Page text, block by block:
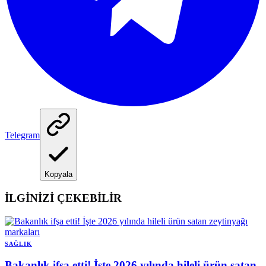
Telegram
Kopyala
İLGİNİZİ ÇEKEBİLİR
SAĞLIK